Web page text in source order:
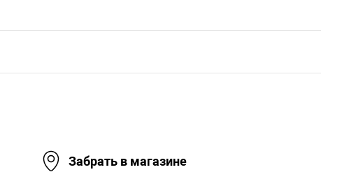
Забрать в магазине